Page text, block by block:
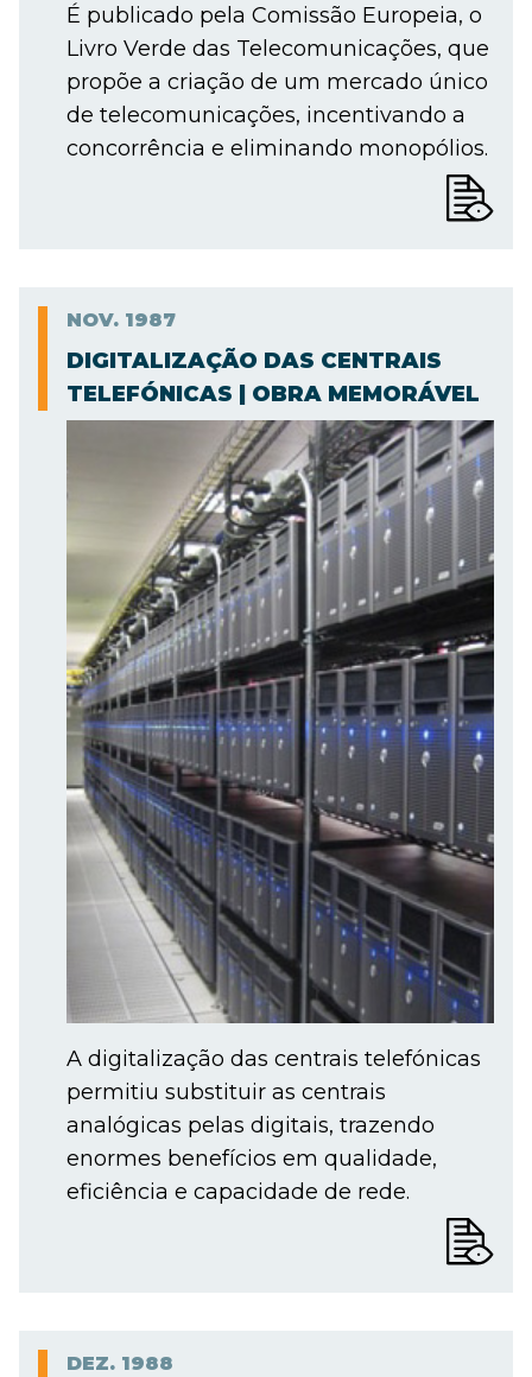
É publicado pela Comissão Europeia, o
Livro Verde das Telecomunicações, que
propõe a criação de um mercado único
de telecomunicações, incentivando a
concorrência e eliminando monopólios.
NOV. 1987
DIGITALIZAÇÃO DAS CENTRAIS
TELEFÓNICAS | OBRA MEMORÁVEL
A digitalização das centrais telefónicas
permitiu substituir as centrais
analógicas pelas digitais, trazendo
enormes benefícios em qualidade,
eficiência e capacidade de rede.
DEZ. 1988